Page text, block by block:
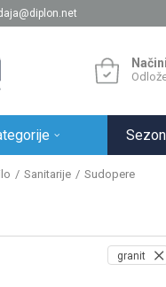
Sanitarije Sudopere
granit